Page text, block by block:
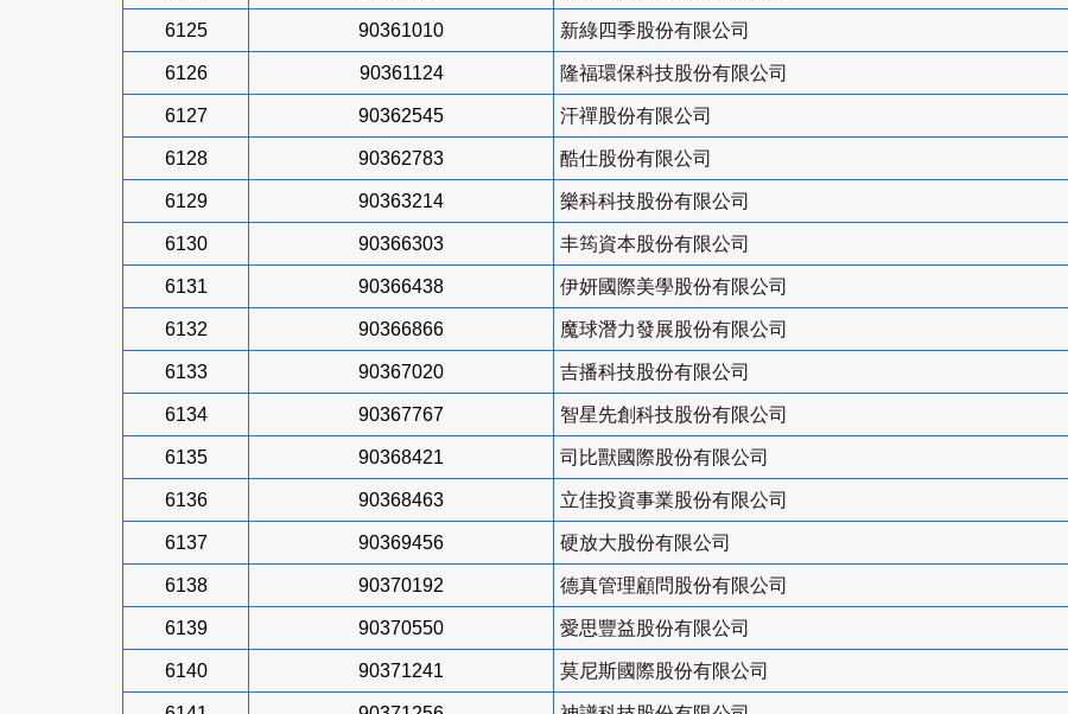
6125 90361010 新綠四季股份有限公司
6126 90361124 隆福環保科技股份有限公司
6127 90362545 汗禪股份有限公司
6128 90362783 酷仕股份有限公司
6129 90363214 樂科科技股份有限公司
6130 90366303 丰筠資本股份有限公司
6131 90366438 伊妍國際美學股份有限公司
6132 90366866 魔球潛力發展股份有限公司
6133 90367020 吉播科技股份有限公司
6134 90367767 智星先創科技股份有限公司
6135 90368421 司比獸國際股份有限公司
6136 90368463 立佳投資事業股份有限公司
6137 90369456 硬放大股份有限公司
6138 90370192 德真管理顧問股份有限公司
6139 90370550 愛思豐益股份有限公司
6140 90371241 莫尼斯國際股份有限公司